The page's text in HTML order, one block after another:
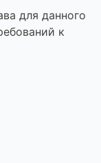
для данного
к